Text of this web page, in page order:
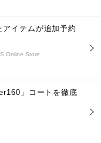
イテムが追加予約
Online Store
」コートを徹底